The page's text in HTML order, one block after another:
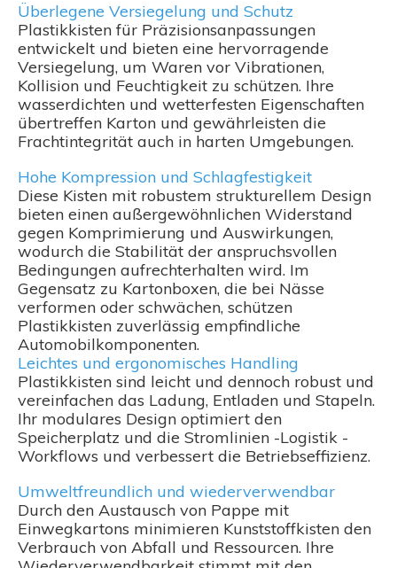
Überlegene Versiegelung und Schutz
Plastikkisten für Präzisionsanpassungen
entwickelt und bieten eine hervorragende
Versiegelung, um Waren vor Vibrationen,
Kollision und Feuchtigkeit zu schützen. Ihre
wasserdichten und wetterfesten Eigenschaften
übertreffen Karton und gewährleisten die
Frachtintegrität auch in harten Umgebungen.
Hohe Kompression und Schlagfestigkeit
Diese Kisten mit robustem strukturellem Design
bieten einen außergewöhnlichen Widerstand
gegen Komprimierung und Auswirkungen,
wodurch die Stabilität der anspruchsvollen
Bedingungen aufrechterhalten wird. Im
Gegensatz zu Kartonboxen, die bei Nässe
verformen oder schwächen, schützen
Plastikkisten zuverlässig empfindliche
Automobilkomponenten.
Leichtes und ergonomisches Handling
Plastikkisten sind leicht und dennoch robust und
vereinfachen das Ladung, Entladen und Stapeln.
Ihr modulares Design optimiert den
Speicherplatz und die Stromlinien -Logistik -
Workflows und verbessert die Betriebseffizienz.
Umweltfreundlich und wiederverwendbar
Durch den Austausch von Pappe mit
Einwegkartons minimieren Kunststoffkisten den
Verbrauch von Abfall und Ressourcen. Ihre